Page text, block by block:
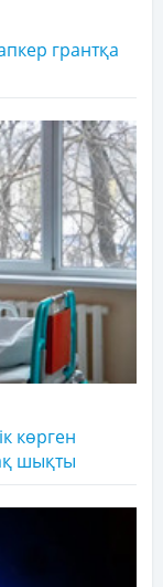
грантқа
көрген
шықты